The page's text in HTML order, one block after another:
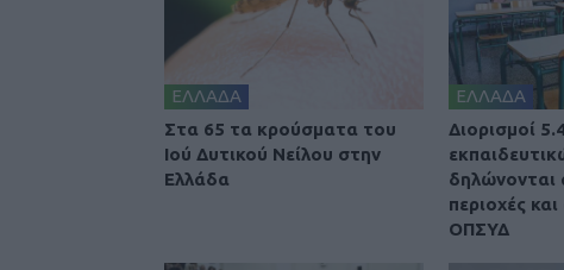
ΕΛΛΑΔΑ
Στα 65 τα κρούσματα του
Ιού Δυτικού Νείλου στην
Ελλάδα
ΕΛΛΑΔΑ
Διορισμοί
δηλώνονται
περιοχές
ΟΠΣΥΔ